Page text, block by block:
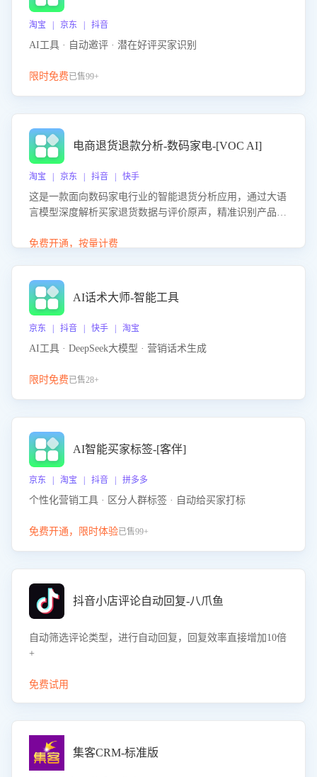
淘宝 | 京东 | 抖音
AI工具 · 自动邀评 · 潜在好评买家识别
限时免费已售99+
电商退货退款分析-数码家电-[VOC AI]
淘宝 | 京东 | 抖音 | 快手
这是一款面向数码家电行业的智能退货分析应用，通过大语
言模型深度解析买家退货数据与评价原声，精准识别产品质
改进建议，通过挖掘用户痛点驱动产品迭代，从根本上降低
免费开通，按量计费
AI话术大师-智能工具
京东 | 抖音 | 快手 | 淘宝
AI工具 · DeepSeek大模型 · 营销话术生成
限时免费已售28+
AI智能买家标签-[客伴]
京东 | 淘宝 | 抖音 | 拼多多
个性化营销工具 · 区分人群标签 · 自动给买家打标
免费开通，限时体验已售99+
抖音小店评论自动回复-八爪鱼
自动筛选评论类型，进行自动回复，回复效率直接增加10倍
+
免费试用
集客CRM-标准版